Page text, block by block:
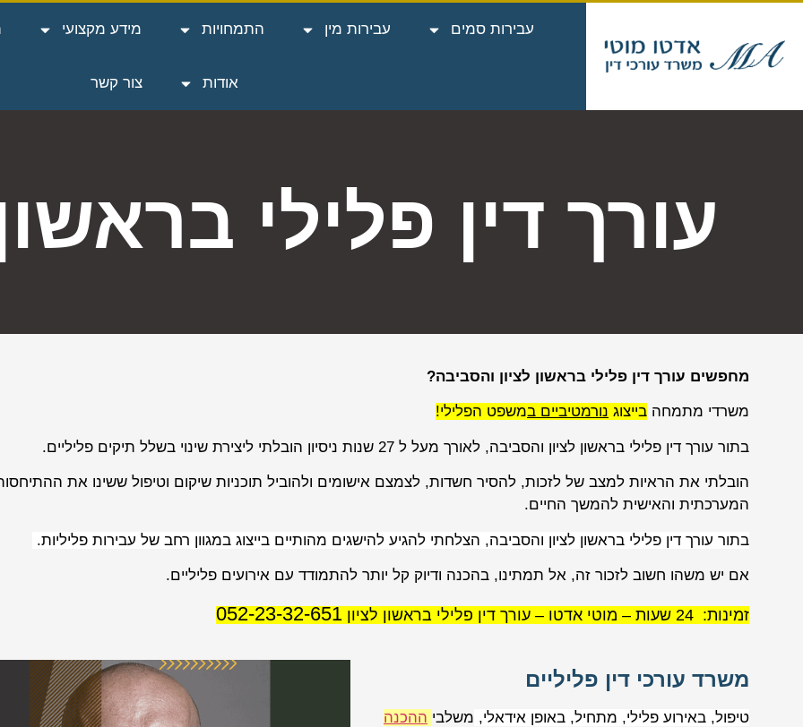
עבירות סמים עבירות מין התמחויות מידע מקצועי
אודות צור קשר
עורך דין פלילי
מחפשים עורך דין פלילי בראשון לציון והסביבה?
משרדי מתמחה בייצוג נורמטיביים במשפט הפלילי!
בתור עורך דין פלילי בראשון לציון והסביבה, לאורך מעל ל 27 שנות ניסיון הובלתי ליצירת שינוי בשלל תיקים פליליים.
הובלתי את הראיות למצב של לזכות, להסיר חשדות, לצמצם אישומים ולהוביל תוכניות שיקום וטיפול ששינו את
המערכתית והאישית להמשך החיים.
בתור עורך דין פלילי בראשון לציון והסביבה, הצלחתי להגיע להישגים מהותיים בייצוג במגוון רחב של עבירות פליליות.
אם יש משהו חשוב לזכור זה, אל תמתינו, בהכנה ודיוק קל יותר להתמודד עם אירועים פליליים.
זמינות: 24 שעות – מוטי אדטו – עורך דין פלילי בראשון לציון 052-23-32-651
משרד עורכי דין פליליים
טיפול, באירוע פלילי, מתחיל, באופן אידאלי, משלבי ההכנה